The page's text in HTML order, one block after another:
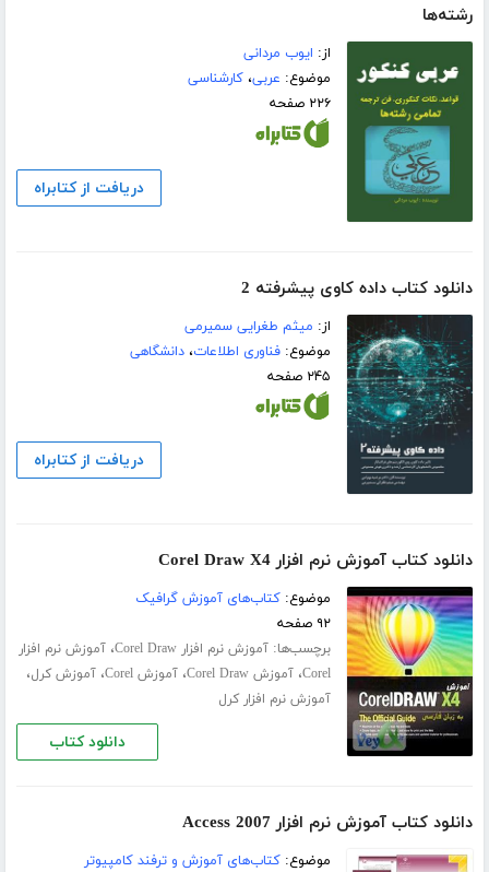
رشته‌ها
از: ایوب مردانی
موضوع: عربی،کارشناسی
۲۲۶ صفحه
دریافت از کتابراه
دانلود کتاب داده کاوی پیشرفته 2
از: میثم طغرایی سمیرمی
موضوع:فناوری اطلاعات،دانشگاهی
۲۴۵ صفحه
دریافت از کتابراه
دانلود کتاب آموزش نرم افزار Corel Draw X4
موضوع:کتاب‌های آموزش گرافیک
۹۲ صفحه
برچسب‌ها:آموزش نرم افزار Corel Draw ،آموزش نرم افزار
Corel،آموزش Corel Draw ،آموزش Corel ،آموزش کرل،
آموزش نرم افزار کرل
دانلود کتاب
دانلود کتاب آموزش نرم افزار Access 2007
موضوع:کتاب‌های آموزش و ترفند کامپیوتر